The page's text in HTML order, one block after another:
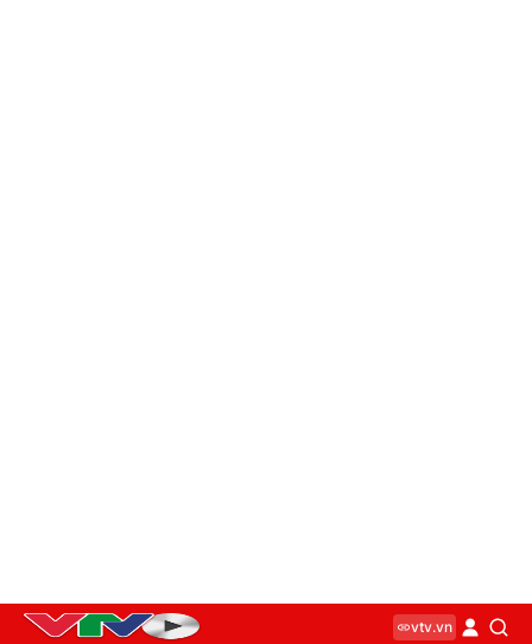
vtv.vn